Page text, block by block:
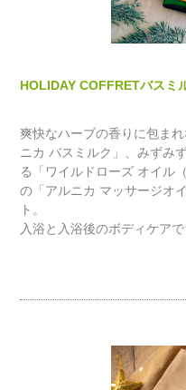
HOLIDAY COFFRETバスミ
爽快なハーブの香りに包ま
ニカ バスミルク」、みずみ
る「ワイルドローズ オイル
の「アルニカ マッサージオ
ト。
入浴と入浴後のボディケア